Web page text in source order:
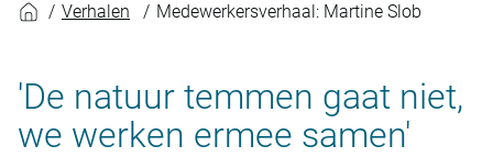
Verhalen Medewerkersverhaal: Martine Slob
'De natuur temmen gaat niet,
we werken ermee samen'